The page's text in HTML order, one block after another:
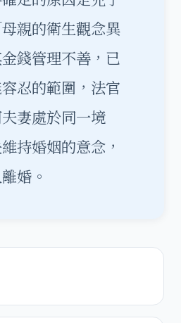
親的衛生觀念異
錢管理不善，已
忍的範圍，法官
妻處於同一境
持婚姻的意念，
婚。